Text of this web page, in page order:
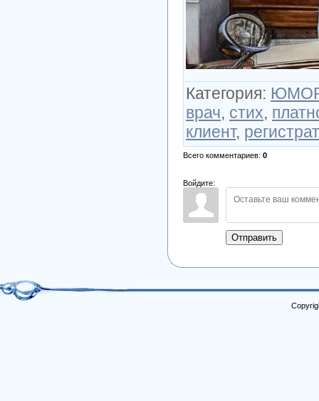
Категория:
врач, стих,
клиент,
Всего комментариев: 0
Войдите:
Отправить